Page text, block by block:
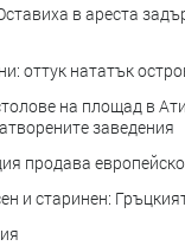
в ареста
оттук нататък
на площад в
заведения
продава
и старинен: